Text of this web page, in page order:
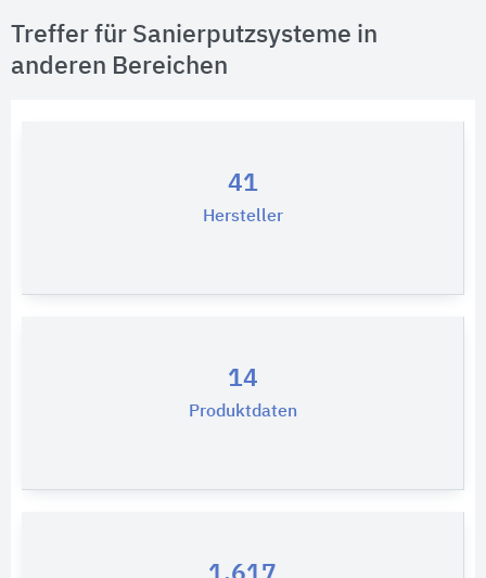
Treffer für Sanierputzsysteme in
anderen Bereichen
41
Hersteller
14
Produktdaten